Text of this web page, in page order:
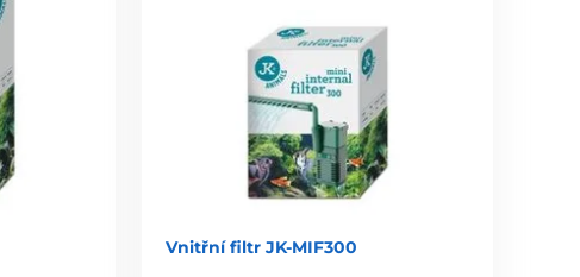
Vnitřní filtr JK-MIF300